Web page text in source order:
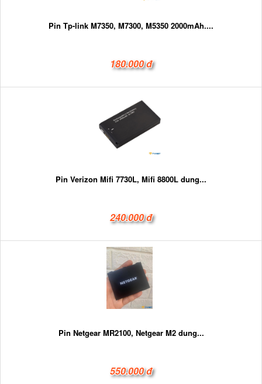
Pin Tp-link M7350, M7300, M5350 2000mAh....
180.000 đ
Pin Verizon Mifi 7730L, Mifi 8800L dung...
240.000 đ
Pin Netgear MR2100, Netgear M2 dung...
550.000 đ